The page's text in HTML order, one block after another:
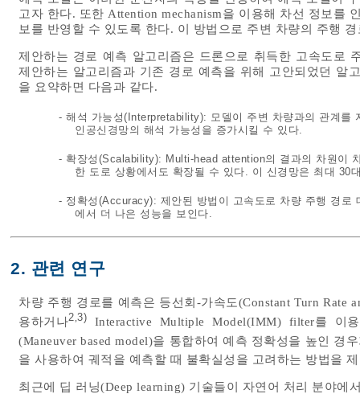
고자 한다. 또한 Attention mechanism을 이용해 차선 정보를
보를 반영할 수 있도록 한다. 이 방법으로 주변 차량의 주행
제안하는 경로 예측 알고리즘은 드론으로 취득한 고속도로
제안하는 알고리즘과 기존 경로 예측을 위해 고안되었던 알
을 요약하면 다음과 같다.
- 해석 가능성(Interpretability): 모델이 주변 차량과의 관계를
인공신경망의 해석 가능성을 증가시킬 수 있다.
- 확장성(Scalability): Multi-head attention의 결과의 차원이
한 도로 상황에서도 확장될 수 있다. 이 신경망은 최대 30
- 정확성(Accuracy): 제안된 방법이 고속도로 차량 주행 경로
에서 더 나은 성능을 보인다.
2. 관련 연구
차량 주행 경로를 예측은 등선회-가속도(Constant Turn Rate
용하거나2,3) Interactive Multiple Model(IMM) filter를 이
(Maneuver based model)을 통합하여 예측 정확성을 높인 경
을 사용하여 궤적을 예측할 때 불확실성을 고려하는 방법을
최근에 딥 러닝(Deep learning) 기술들이 자연어 처리 분야